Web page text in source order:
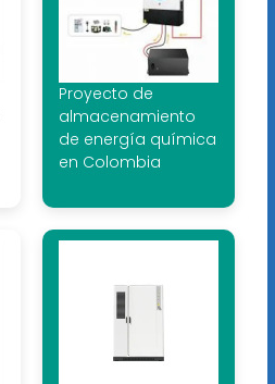
Proyecto de
almacenamiento
de energía química
en Colombia